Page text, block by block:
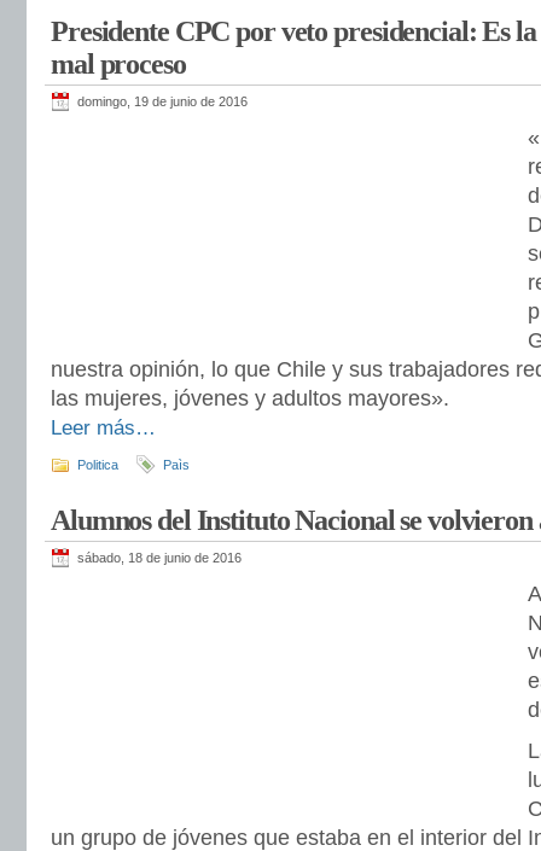
Presidente CPC por veto presidencial: Es
mal proceso
domingo, 19 de junio de 2016
nuestra opinión, lo que Chile y sus trabajadores
las mujeres, jóvenes y adultos mayores».
Leer más…
Politica Paìs
Alumnos del Instituto Nacional se volvieron
sábado, 18 de junio de 2016
un grupo de jóvenes que estaba en el interior del